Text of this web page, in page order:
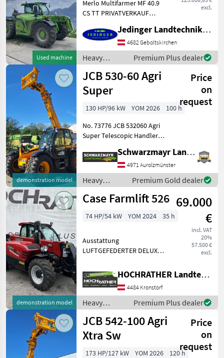
Used machine
excl.
Merlo Multifarmer MF 40.9
CS TT PRIVATVERKAUF
Baujahr 202, mit 492
Betriebsstunden Hubhöhe
8, 8m Hubkraft 4.000 kg FPT
Motor mit 4, 5l Hubrau
Jedinger Landtechnik GmbH
4682 Geboltskirchen
Heavy
equipment/
construction
machines /
Merlo
Premium Plus dealer
demonstration model
JCB 530-60 Agri
Super
Price
on
request
130 HP/96 kW YOM 2026
100 h
No. 73776 JCB 532060 Agri
Super Telescopic Handler -
metric tons - with a lift
height of 6.0 meters - with a
4-cylinder JCB Dieselm
Schwarzmayr Landtechnik GmbH - Aurolzmünster
4971 Aurolzmünster
Heavy
equipment/
construction
JCB
Premium Gold dealer
demonstration model
Case Farmlift 526 69.000
€
incl. VAT
20%
57.500 €
excl.
74 HP/54 kW YOM 2024 35 h
Ausstattung
LUFTGEFEDERTER DELUXE
ARMLEHNE KLIMAANLAGE
LED-
ARBEITSSCHEINWERFER
HINTEN SMOOTH RIDE
CONTROL:
SCHWINGUNGSTILGUNG
EURO SCHNELLWE
HOCHRATHER Landtechnik GmbH
4484 Kronstorf
Heavy
equipment/
construction
machines /
Case IH
Premium Plus dealer
JCB 542-100 Agri
Xtra Sw
Price
on
request
173 HP/127 kW YOM 2026
120 h